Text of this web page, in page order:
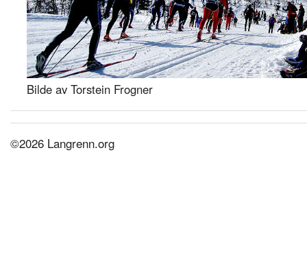
Bilde av Torstein Frogner
©2026 Langrenn.org